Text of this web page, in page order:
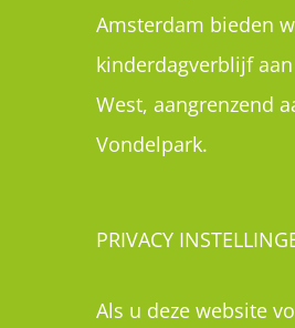
Amsterdam bieden
kinderdagverblijf
West, aangrenzend
Vondelpark.
PRIVACY
Als u deze website